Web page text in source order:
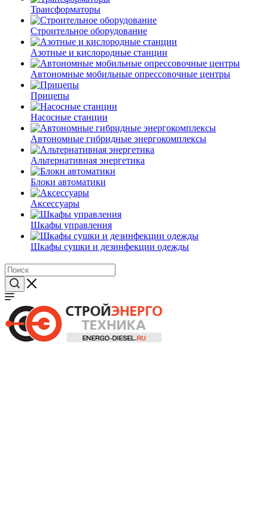
Трансформаторы
Строительное оборудование
Азотные и кислородные станции
Автономные мобильные опрессовочные центры
Прицепы
Насосные станции
Автономные гибридные энергокомплексы
Альтернативная энергетика
Блоки автоматики
Аксессуары
Шкафы управления
Шкафы сушки и дезинфекции одежды